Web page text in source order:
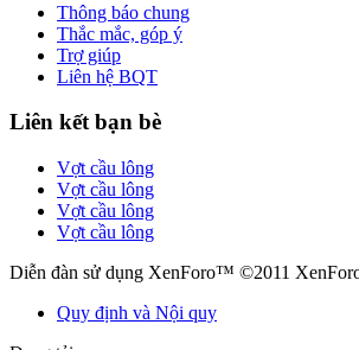
Thông báo chung
Thắc mắc, góp ý
Trợ giúp
Liên hệ BQT
Liên kết bạn bè
Vợt cầu lông
Vợt cầu lông
Vợt cầu lông
Vợt cầu lông
Diễn đàn sử dụng XenForo™ ©2011
Quy định và Nội quy